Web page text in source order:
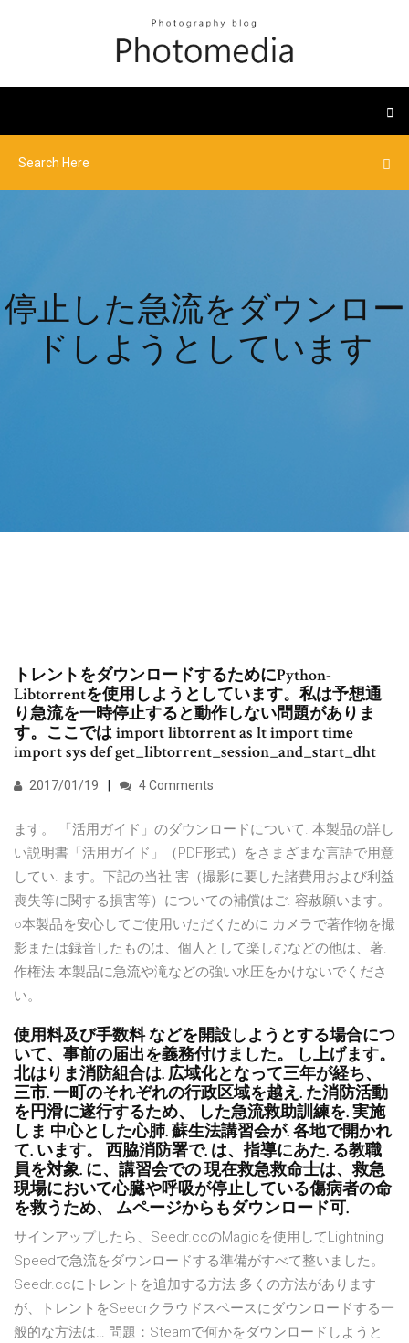
停止した急流をダウンロー
ドしようとしています
トレントをダウンロードするためにPython-
Libtorrentを使用しようとしています。私は予想通
り急流を一時停止すると動作しない問題がありま
す。ここでは import libtorrent as lt import time
import sys def get_libtorrent_session_and_start_dht
2017/01/19 4 Comments
ます。 「活用ガイド」のダウンロードについて. 本製品の詳し
い説明書「活用ガイド」（PDF形式）をさまざまな言語で用意
してい. ます。下記の当社 害（撮影に要した諸費用および利益
喪失等に関する損害等）についての補償はご. 容赦願います。
○本製品を安心してご使用いただくために カメラで著作物を撮
影または録音したものは、個人として楽しむなどの他は、著.
作権法 本製品に急流や滝などの強い水圧をかけないでくださ
い。
使用料及び手数料 などを開設しようとする場合につ
いて、事前の届出を義務付けました。 し上げます。
北はりま消防組合は. 広域化となって三年が経ち、
三市. 一町のそれぞれの行政区域を越え. た消防活動
を円滑に遂行するため、 した急流救助訓練を. 実施
しま 中心とした心肺. 蘇生法講習会が. 各地で開かれ
て. います。 西脇消防署で. は、指導にあた. る教職
員を対象. に、講習会での 現在救急救命士は、救急
現場において心臓や呼吸が停止している傷病者の命
を救うため、 ムページからもダウンロード可.
サインアップしたら、Seedr.ccのMagicを使用してLightning
Speedで急流をダウンロードする準備がすべて整いました。
Seedr.ccにトレントを追加する方法 多くの方法があります
が、トレントをSeedrクラウドスペースにダウンロードする一
般的な方法は… 問題：Steamで何かをダウンロードしようと